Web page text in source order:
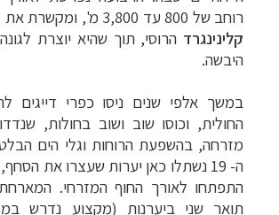
רוחב של 800 עד 3,800 מ', ומקשרת את ליטא עם מחוז
קלינינגרד הרוסי, תוך שהיא יוצרת
היבשה.
במשך אלפי שנים ניסו כפרי דייגים
החולית, וכוסו שוב ושוב בחולות,
מזרחה, בהשפעת הרוחות וגלי הים
ה- 19 נשתלו כאן יערות שעצרו את
התפתחו לאורך החוף המזרחי.
תואר שני ביערנות (מקצוע נדרש